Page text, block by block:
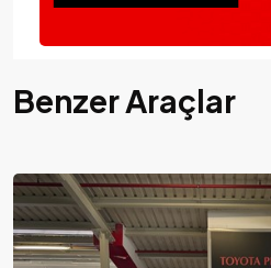
Benzer Araçlar